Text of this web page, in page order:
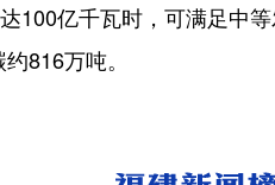
亿千瓦时，可满足中
816万吨。